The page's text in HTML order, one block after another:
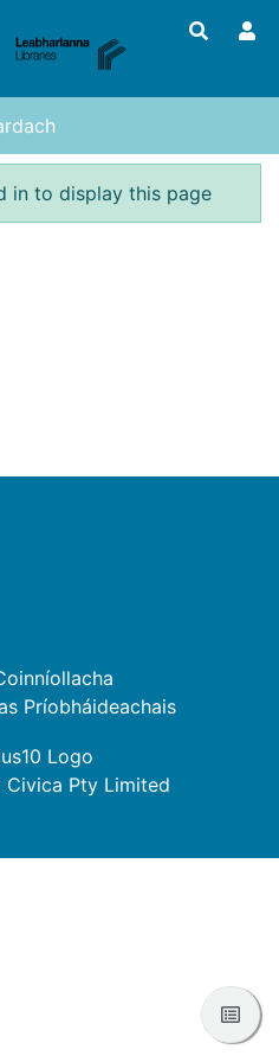
in to display this page
Príobháideachais
Pty Limited